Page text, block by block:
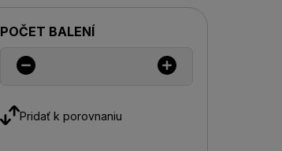
POČET BALENÍ
Pridať k porovnaniu